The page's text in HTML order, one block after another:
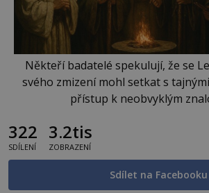
Někteří badatelé spekulují, že se
svého zmizení mohl setkat s
přístup k neobvyklým
322
SDÍLENÍ
3.2tis
ZOBRAZENÍ
Sdílet na Facebooku